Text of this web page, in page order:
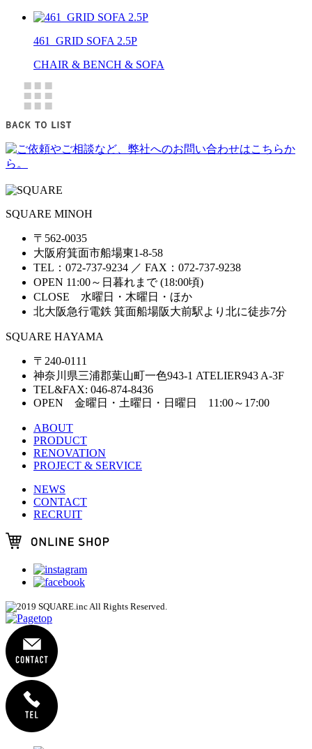
461_GRID SOFA 2.5P
CHAIR & BENCH & SOFA
SQUARE MINOH
〒562-0035
大阪府箕面市船場東1-8-58
TEL：072-737-9234 ／ FAX：072-737-9238
OPEN 11:00～日暮れまで (18:00頃)
CLOSE 水曜日・木曜日・ほか
北大阪急行電鉄 箕面船場阪大前駅より北に徒歩7分
SQUARE HAYAMA
〒240-0111
神奈川県三浦郡葉山町一色943-1 ATELIER943 A-3F
TEL&FAX: 046-874-8436
OPEN 金曜日・土曜日・日曜日 11:00～17:00
ABOUT
PRODUCT
RENOVATION
PROJECT & SERVICE
NEWS
CONTACT
RECRUIT